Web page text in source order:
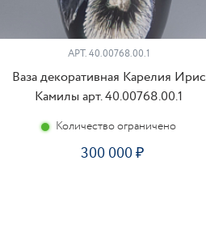
АРТ. 40.00768.00.1
Ваза декоративная Карелия Ирис
Камилы арт. 40.00768.00.1
Количество ограничено
300 000